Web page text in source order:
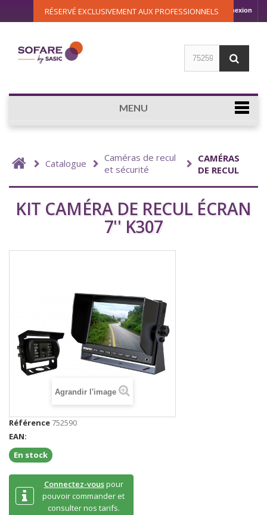
Connexion
RÉSERVÉ EXCLUSIVEMENT AUX PROFESSIONNELS
MENU
Catalogue
Caméras de recul
et sécurité
CAMÉRAS
DE RECUL
KIT CAMÉRA DE RECUL ÉCRAN
7'' K307
Agrandir l'image
Référence 752590
EAN:
En stock
Connectez-vouspour
pouvoir commander et
consulter nos tarifs.